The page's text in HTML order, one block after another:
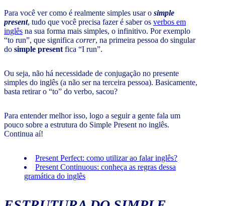
Para você ver como é realmente simples usar o simple
present, tudo que você precisa fazer é saber os verbos em
inglês na sua forma mais simples, o infinitivo. Por exemplo
“to run”, que significa correr, na primeira pessoa do singular
do simple present fica “I run”.
Ou seja, não há necessidade de conjugação no presente
simples do inglês (a não ser na terceira pessoa). Basicamente,
basta retirar o “to” do verbo, sacou?
Para entender melhor isso, logo a seguir a gente fala um
pouco sobre a estrutura do Simple Present no inglês.
Continua aí!
Present Perfect: como utilizar ao falar inglês?
Present Continuous: conheça as regras dessa
gramática do inglês